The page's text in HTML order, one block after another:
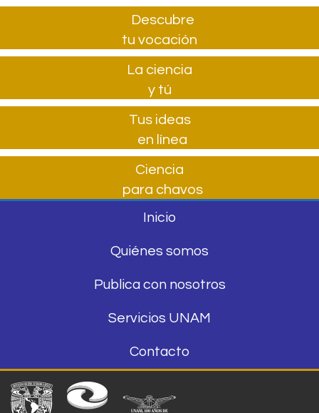
Descubre
tu vocación
La ciencia
y tú
Tus ideas
en línea
Ciencia
para chavos
Inicio
Quiénes somos
Publica con nosotros
Servicios UNAM
Contacto